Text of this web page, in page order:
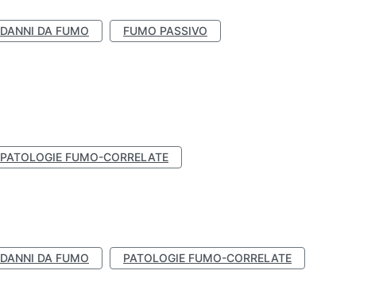
DANNI DA FUMO
FUMO PASSIVO
PATOLOGIE FUMO-CORRELATE
DANNI DA FUMO PATOLOGIE FUMO-CORRELATE